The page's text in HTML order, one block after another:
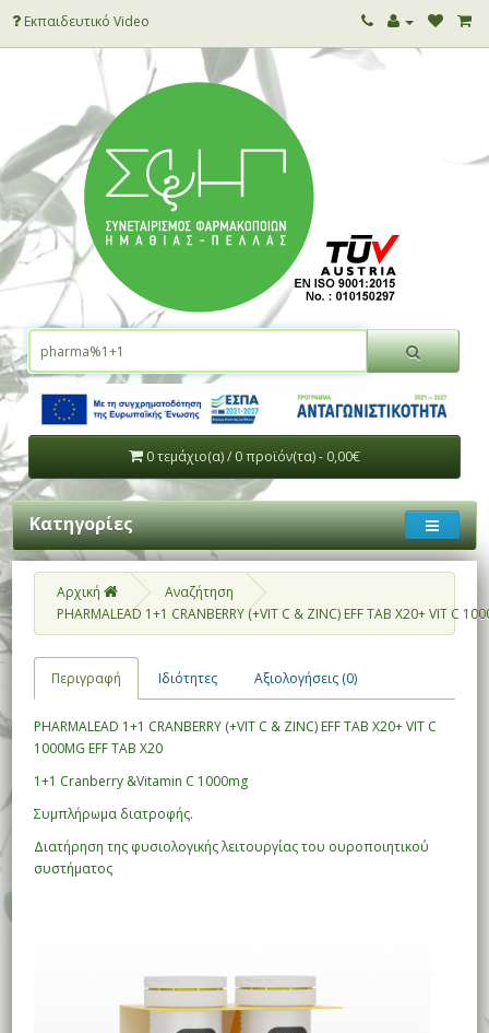
Εκπαιδευτικό Video
0 τεμάχιο(α) / 0 προϊόν(τα) - 0,00€
Κατηγορίες
Αρχική
Αναζήτηση
PHARMALEAD 1+1 CRANBERRY (+VIT C & ZINC) EFF TAB X20+ VIT C
Περιγραφή Ιδιότητες Αξιολογήσεις (0)
PHARMALEAD 1+1 CRANBERRY (+VIT C & ZINC) EFF TAB X20+ VIT C
1000MG EFF TAB X20
1+1 Cranberry &Vitamin C 1000mg
Συμπλήρωμα διατροφής.
Διατήρηση της φυσιολογικής λειτουργίας του ουροποιητικού
συστήματος